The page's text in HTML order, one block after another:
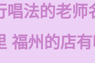
唱法的老师
福州的店